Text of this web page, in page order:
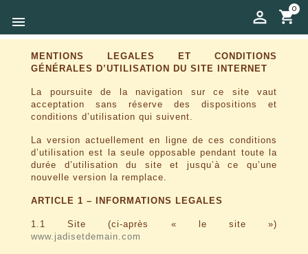

0
MENTIONS LEGALES ET CONDITIONS
GÉNÉRALES D’UTILISATION DU SITE INTERNET
La poursuite de la navigation sur ce site vaut
acceptation sans réserve des dispositions et
conditions d’utilisation qui suivent.
La version actuellement en ligne de ces conditions
d’utilisation est la seule opposable pendant toute la
durée d’utilisation du site et jusqu’à ce qu’une
nouvelle version la remplace.
ARTICLE 1 – INFORMATIONS LEGALES
1.1 Site (ci-après « le site »)
www.jadisetdemain.com